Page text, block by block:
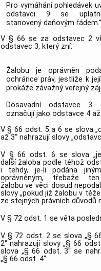
Pro vymáhání pohledávek
odstavci 9 se
stanovený daňovým
V § 66 se za odstavec 2
odstavec 3, který zní:
Žalobu je oprávněn
ochránce práv, jestliže k
prokáže závažný veřejný
Dosavadní odstavce
označují jako odstavce 4 až
V § 66 odst. 5 a 6 se slova
až 3“ nahrazují slovy
V § 66 odst. 6 se slova
další žaloba podle téhož
i tehdy, je-li podána
oprávněným, třebaže
žalobu ve věci dosud
slovy „pokud již žalobu v
ze stejných právních důvodů
V § 72 odst. 1 se věta
V § 72 odst. 2 se slova „§
2“ nahrazují slovy „§ 66
slova „§ 66 odst. 3“ se
„§ 66 odst. 4“.